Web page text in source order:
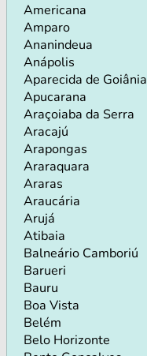
Americana
Amparo
Ananindeua
Anápolis
Aparecida de Goiânia
Apucarana
Araçoiaba da Serra
Aracajú
Arapongas
Araraquara
Araras
Araucária
Arujá
Atibaia
Balneário Camboriú
Barueri
Bauru
Boa Vista
Belém
Belo Horizonte